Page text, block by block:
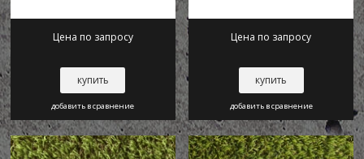
Цена по запросу
купить
добавить в сравнение
Цена по запросу
купить
добавить в сравнение